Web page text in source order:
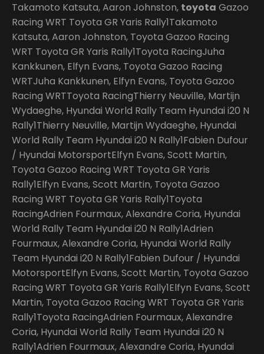
Takamoto Katsuta, Aaron Johnston, toyota Gazoo
Racing WRT Toyota GR Yaris Rally1Takamoto
Katsuta, Aaron Johnston, Toyota Gazoo Racing
WRT Toyota GR Yaris Rally1Toyota RacingJuha
Kankkunen, Elfyn Evans, Toyota Gazoo Racing
WRTJuha Kankkunen, Elfyn Evans, Toyota Gazoo
Racing WRTToyota RacingThierry Neuville, Martijn
Wydaeghe, Hyundai World Rally Team Hyundai i20 N
Rally1Thierry Neuville, Martijn Wydaeghe, Hyundai
World Rally Team Hyundai i20 N Rally1Fabien Dufour
/ Hyundai MotorsportElfyn Evans, Scott Martin,
Toyota Gazoo Racing WRT Toyota GR Yaris
Rally1Elfyn Evans, Scott Martin, Toyota Gazoo
Racing WRT Toyota GR Yaris Rally1Toyota
RacingAdrien Fourmaux, Alexandre Coria, Hyundai
World Rally Team Hyundai i20 N Rally1Adrien
Fourmaux, Alexandre Coria, Hyundai World Rally
Team Hyundai i20 N Rally1Fabien Dufour / Hyundai
MotorsportElfyn Evans, Scott Martin, Toyota Gazoo
Racing WRT Toyota GR Yaris Rally1Elfyn Evans, Scott
Martin, Toyota Gazoo Racing WRT Toyota GR Yaris
Rally1Toyota RacingAdrien Fourmaux, Alexandre
Coria, Hyundai World Rally Team Hyundai i20 N
Rally1Adrien Fourmaux, Alexandre Coria, Hyundai